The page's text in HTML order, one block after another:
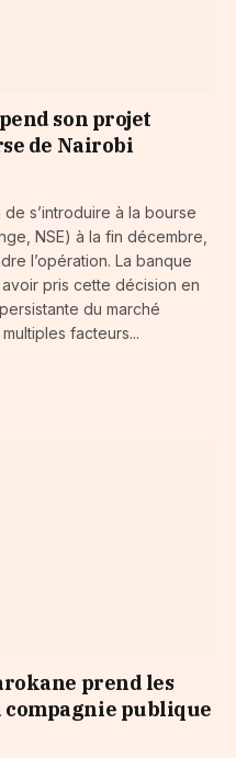
son projet
de Nairobi
s’introduire à la bourse
NSE) à la fin décembre,
l’opération. La banque
pris cette décision en
du marché
facteurs...
prend les
compagnie publique